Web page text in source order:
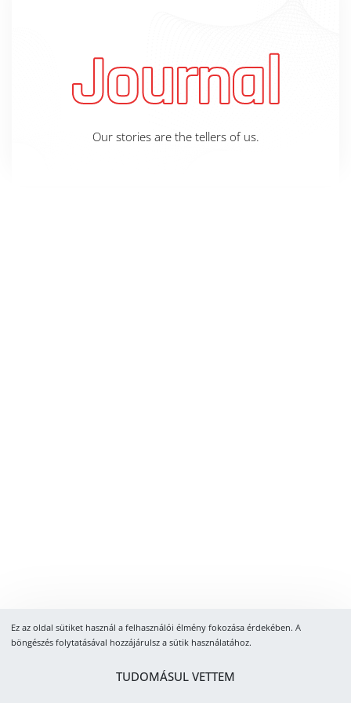
Journal
Our stories are the tellers of us.
Ez az oldal sütiket használ a felhasználói élmény fokozása érdekében. A
böngészés folytatásával hozzájárulsz a sütik használatához.
TUDOMÁSUL VETTEM